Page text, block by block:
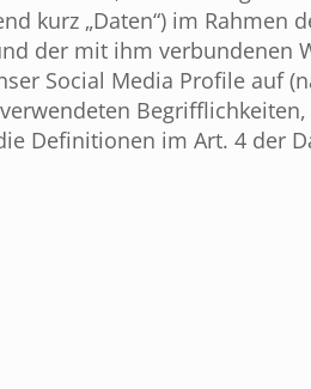
kurz „Daten“) im Rahmen
der mit ihm verbundenen
Social Media Profile auf
Definitionen im Art. 4 der